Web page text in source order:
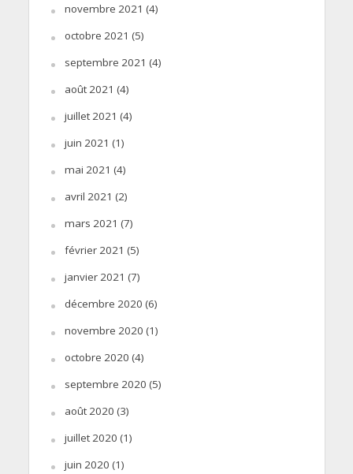
novembre 2021 (4)
octobre 2021 (5)
septembre 2021 (4)
août 2021 (4)
juillet 2021 (4)
juin 2021 (1)
mai 2021 (4)
avril 2021 (2)
mars 2021 (7)
février 2021 (5)
janvier 2021 (7)
décembre 2020 (6)
novembre 2020 (1)
octobre 2020 (4)
septembre 2020 (5)
août 2020 (3)
juillet 2020 (1)
juin 2020 (1)